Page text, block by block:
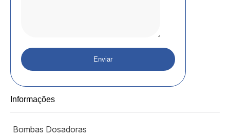
Informações
Bombas Dosadoras